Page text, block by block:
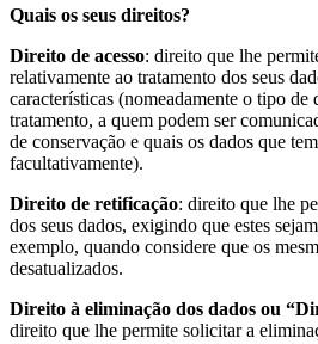
Quais os seus direitos?
Direito de acesso: direito que lhe
relativamente ao tratamento dos seus
características (nomeadamente o tipo de
tratamento, a quem podem ser
de conservação e quais os dados que
facultativamente).
Direito de retificação: direito que lhe
dos seus dados, exigindo que estes
exemplo, quando considere que os
desatualizados.
Direito à eliminação dos dados ou
direito que lhe permite solicitar a